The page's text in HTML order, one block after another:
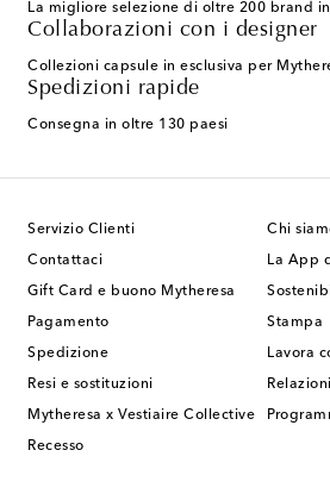
La migliore selezione di oltre 200 brand
Collaborazioni con i designer
Collezioni capsule in esclusiva per
Spedizioni rapide
Consegna in oltre 130 paesi
Servizio Clienti
Contattaci
Gift Card e buono Mytheresa
Pagamento
Spedizione
Resi e sostituzioni
Mytheresa x Vestiaire Collective
Recesso
Chi
La App
Stampa
Lavora